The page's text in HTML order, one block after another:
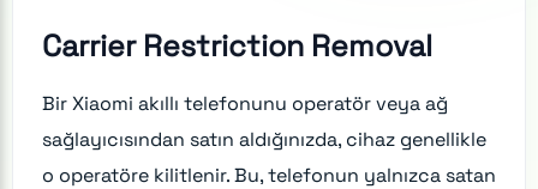
Carrier Restriction Removal
Bir Xiaomi akıllı telefonunu operatör veya ağ
sağlayıcısından satın aldığınızda, cihaz genellikle
o operatöre kilitlenir. Bu, telefonun yalnızca satan